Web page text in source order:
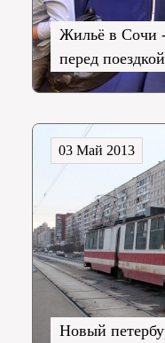
Жильё в Сочи -
перед
Новый
03 Май 2013